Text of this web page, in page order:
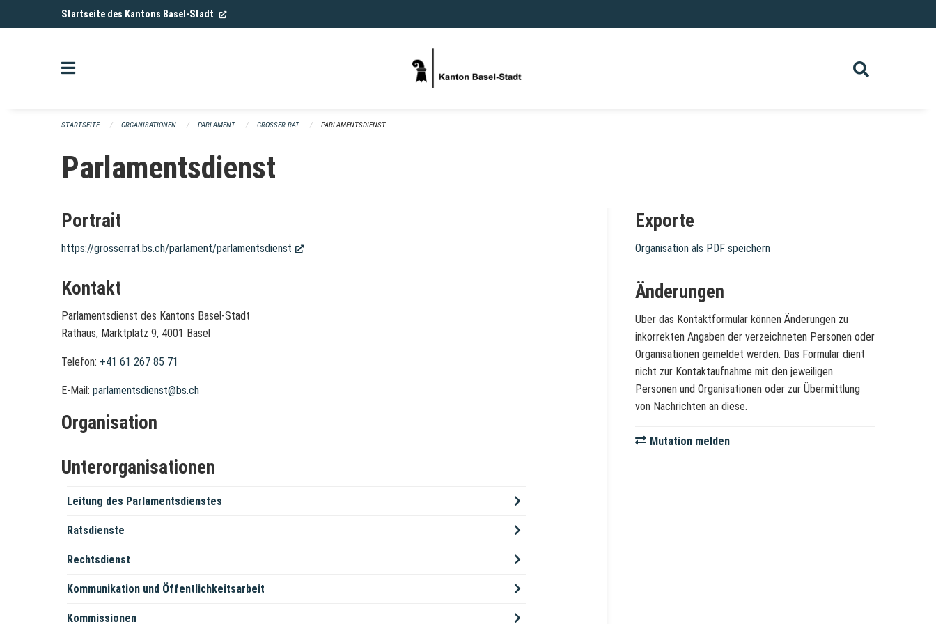
Navigation überspringenStartseite des Kantons Basel-Stadt (External Link)
STARTSEITE ORGANISATIONEN PARLAMENT GROSSER RAT PARLAMENTSDIENST
Parlamentsdienst
Portrait
https://grosserrat.bs.ch/parlament/parlamentsdienst (External Link)
Kontakt
Parlamentsdienst des Kantons Basel-Stadt
Rathaus, Marktplatz 9, 4001 Basel
Telefon: +41 61 267 85 71
E-Mail: parlamentsdienst@bs.ch
Organisation
Unterorganisationen
Leitung des Parlamentsdienstes
Ratsdienste
Rechtsdienst
Kommunikation und Öffentlichkeitsarbeit
Kommissionen
Exporte
Organisation als PDF speichern
Änderungen
Über das Kontaktformular können Änderungen zu
inkorrekten Angaben der verzeichneten Personen oder
Organisationen gemeldet werden. Das Formular dient
nicht zur Kontaktaufnahme mit den jeweiligen
Personen und Organisationen oder zur Übermittlung
von Nachrichten an diese.
Mutation melden